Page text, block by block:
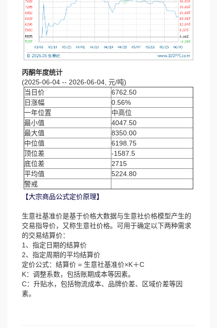
丙酮年度统计
(2025-06-04 -- 2026-06-04, 元/吨)
当日价
6762.50
日涨幅
0.56%
一年位置
中高位
最小值
4047.50
最大值
8350.00
中位值
6198.75
顶位差
-1587.5
底位差
2715
平均值
5224.80
警戒
【大宗商品公式定价原理】
生意社基准价是基于价格大数据与生意社价格模型产生的
交易指导价，又称生意社价格。可用于确定以下两种需求
的交易结算价：
1、指定日期的结算价
2、指定周期的平均结算价
定价公式：结算价 = 生意社基准价×K＋C
K：调整系数，包括账期成本等因素。
C：升贴水，包括物流成本、品牌价差、区域价差等因
素。